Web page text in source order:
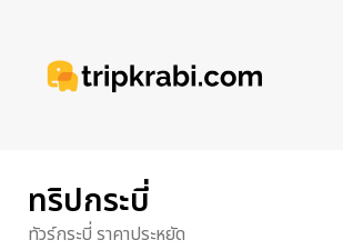
ทริปกระบี่
ทัวร์กระบี่ ราคาประหยัด